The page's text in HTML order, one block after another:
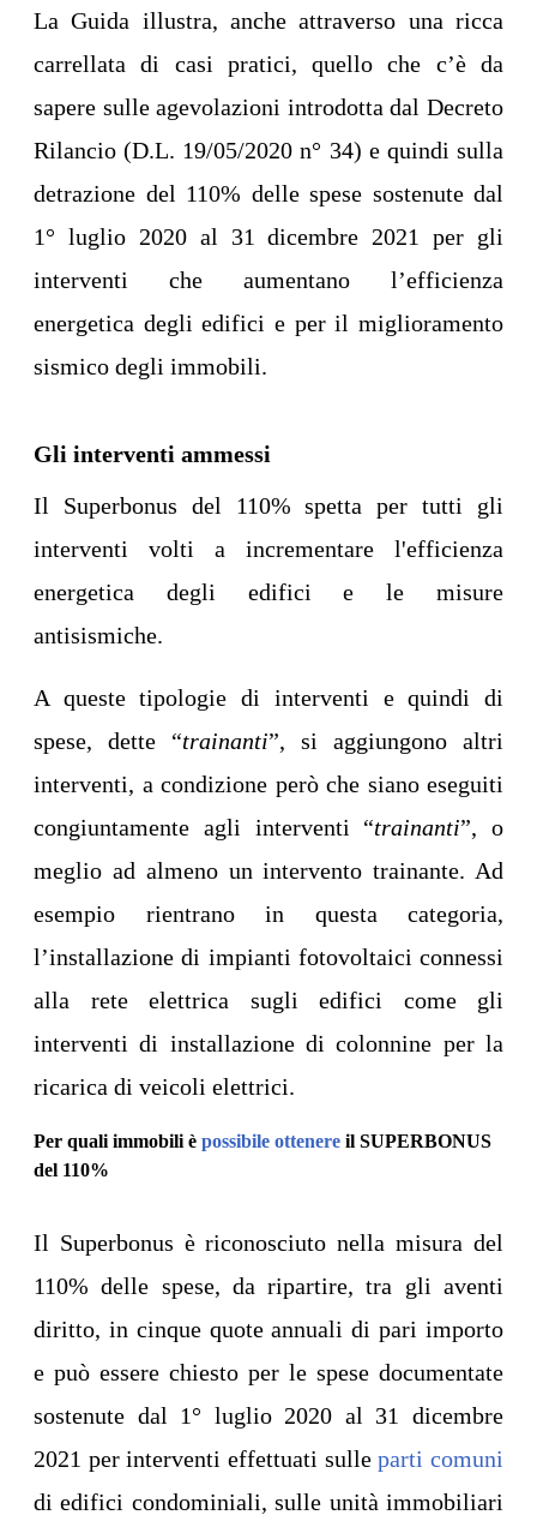
La Guida illustra, anche attraverso una ricca
carrellata di casi pratici, quello che c’è da
sapere sulle agevolazioni introdotta dal Decreto
Rilancio (D.L. 19/05/2020 n° 34) e quindi sulla
detrazione del 110% delle spese sostenute dal
1° luglio 2020 al 31 dicembre 2021 per gli
interventi che aumentano l’efficienza
energetica degli edifici e per il miglioramento
sismico degli immobili.
Gli interventi ammessi
Il Superbonus del 110% spetta per tutti gli
interventi volti a incrementare l'efficienza
energetica degli edifici e le misure
antisismiche.
A queste tipologie di interventi e quindi di
spese, dette “trainanti”, si aggiungono altri
interventi, a condizione però che siano eseguiti
congiuntamente agli interventi “trainanti”, o
meglio ad almeno un intervento trainante. Ad
esempio rientrano in questa categoria,
l’installazione di impianti fotovoltaici connessi
alla rete elettrica sugli edifici come gli
interventi di installazione di colonnine per la
ricarica di veicoli elettrici.
Per quali immobili è possibile ottenere il SUPERBONUS
del 110%
Il Superbonus è riconosciuto nella misura del
110% delle spese, da ripartire, tra gli aventi
diritto, in cinque quote annuali di pari importo
e può essere chiesto per le spese documentate
sostenute dal 1° luglio 2020 al 31 dicembre
2021 per interventi effettuati sulleparti comuni
di edifici condominiali, sulle unità immobiliari